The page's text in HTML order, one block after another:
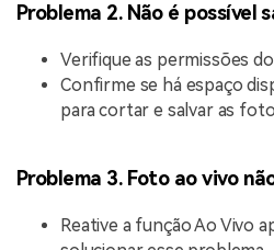
Problema 2. Não é possível
Verifique as permissões
Confirme se há espaço
para cortar e salvar as
Problema 3. Foto ao vivo
Reative a função Ao Vivo